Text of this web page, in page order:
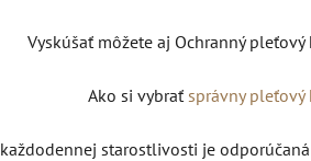
Vyskúšať môžete aj Ochranný
Ako si vybrať správny pleťový
starostlivosti je